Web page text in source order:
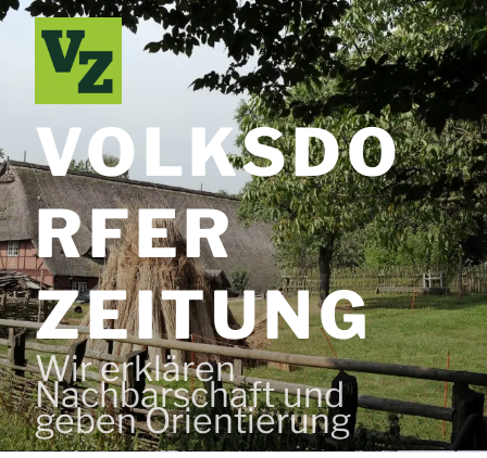
Zum
Inhalt
springen
VOLKSDO
RFER
ZEITUNG
Wir erklären
Nachbarschaft und
geben Orientierung